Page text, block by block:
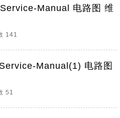
Manual 电路图 维
141
Manual(1) 电路图
51